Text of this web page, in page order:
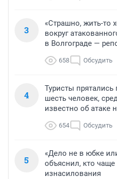
3
«Страшно, жить-то
вокруг
в Волгограде —
658 Обсудить
4
Туристы
шесть человек,
известно об атаке
654 Обсудить
5
«Дело не в юбке
объяснил, кто чаще
изнасилования